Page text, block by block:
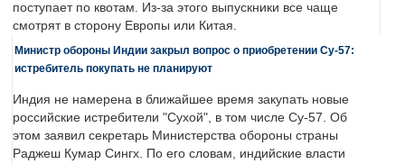
поступает по квотам. Из-за этого выпускники все чаще
смотрят в сторону Европы или Китая.
Министр обороны Индии закрыл вопрос о приобретении Су-57:
истребитель покупать не планируют
Индия не намерена в ближайшее время закупать новые
российские истребители "Сухой", в том числе Су-57. Об
этом заявил секретарь Министерства обороны страны
Раджеш Кумар Сингх. По его словам, индийские власти